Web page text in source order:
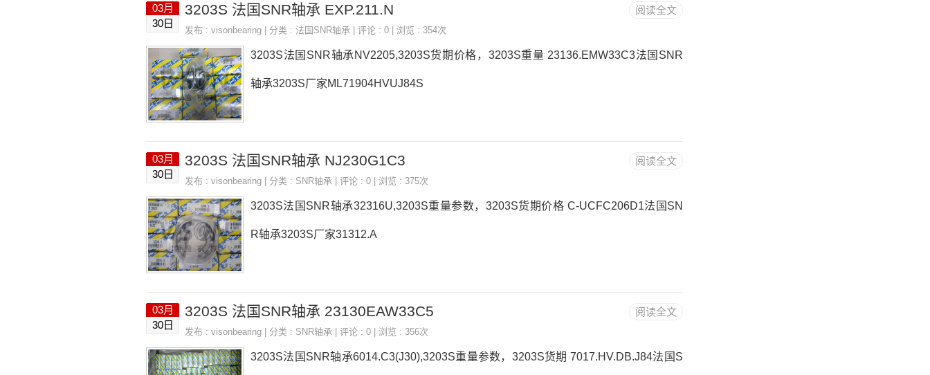
阅读全文
03月
30日
3203S 法国SNR轴承 EXP.211.N
发布 : visonbearing | 分类 : 法国SNR轴承 | 评论 : 0 | 浏览 : 354次
3203S法国SNR轴承NV2205,3203S货期价格，3203S重量 23136.EMW33C3法国SNR
轴承3203S厂家ML71904HVUJ84S
阅读全文
03月
30日
3203S 法国SNR轴承 NJ230G1C3
发布 : visonbearing | 分类 : SNR轴承 | 评论 : 0 | 浏览 : 375次
3203S法国SNR轴承32316U,3203S重量参数，3203S货期价格 C-UCFC206D1法国SN
R轴承3203S厂家31312.A
阅读全文
03月
30日
3203S 法国SNR轴承 23130EAW33C5
发布 : visonbearing | 分类 : SNR轴承 | 评论 : 0 | 浏览 : 356次
3203S法国SNR轴承6014.C3(J30),3203S重量参数，3203S货期 7017.HV.DB.J84法国S